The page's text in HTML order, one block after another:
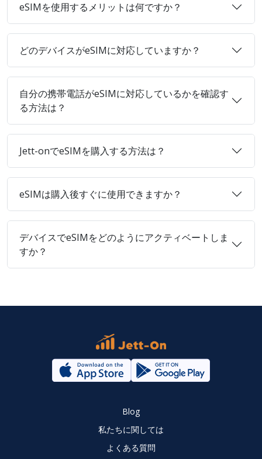
eSIMを使用するメリットは何ですか？
どのデバイスがeSIMに対応していますか？
自分の携帯電話がeSIMに対応しているかを確認す
る方法は？
Jett-onでeSIMを購入する方法は？
eSIMは購入後すぐに使用できますか？
デバイスでeSIMをどのようにアクティベートしま
すか？
Blog
私たちに関しては
よくある質問